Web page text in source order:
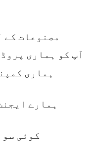
مصنوعات کے
آپ کو ہماری
ہماری
ہمارے
کوئی